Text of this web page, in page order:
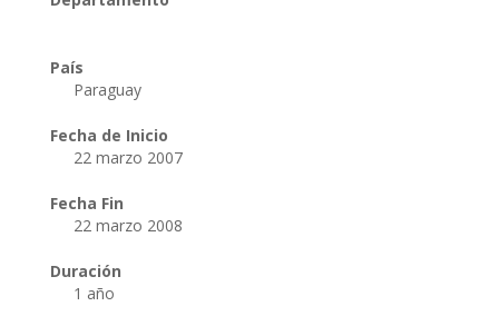
País
Paraguay
Fecha de Inicio
22 marzo 2007
Fecha Fin
22 marzo 2008
Duración
1 año